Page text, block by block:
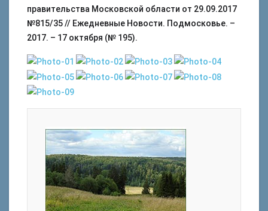
правительства Московской области от 29.09.2017
№815/35 // Ежедневные Новости. Подмосковье. –
2017. – 17 октября (№ 195).